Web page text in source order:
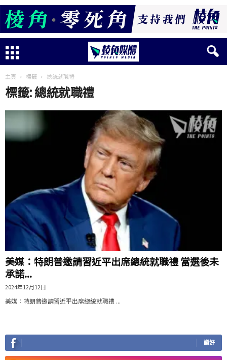
主頁 標籤 總統就職禮
標籤: 總統就職禮
美媒：特朗普邀請習近平出席總統就職禮 當選後未
承諾...
2024年12月12日
美媒：特朗普邀請習近平出席總統就職禮 ...
讚好